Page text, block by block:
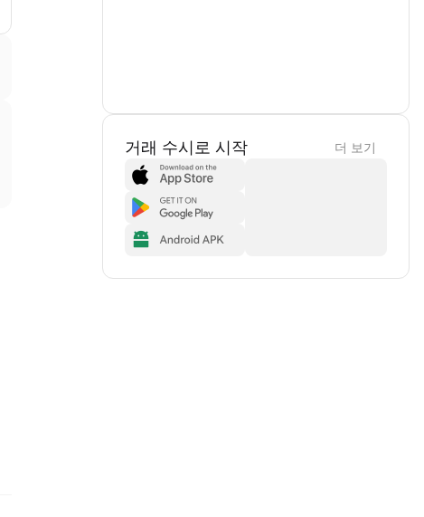
거래 수시로 시작 더 보기